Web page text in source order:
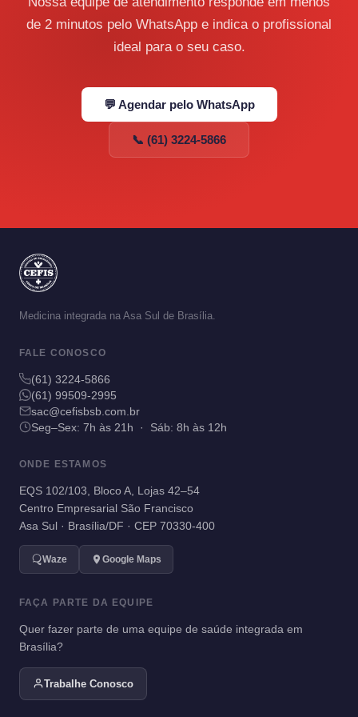
de 2 minutos pelo WhatsApp e indica o profissional
ideal para o seu caso.
💬 Agendar pelo WhatsApp
📞 (61) 3224-5866
Medicina integrada na Asa Sul de Brasília.
FALE CONOSCO
(61) 3224-5866
(61) 99509-2995
sac@cefisbsb.com.br
Seg–Sex: 7h às 21h · Sáb: 8h às 12h
ONDE ESTAMOS
EQS 102/103, Bloco A, Lojas 42–54
Centro Empresarial São Francisco
Asa Sul · Brasília/DF · CEP 70330-400
Waze Google Maps
FAÇA PARTE DA EQUIPE
Quer fazer parte de uma equipe de saúde integrada em
Brasília?
Trabalhe Conosco